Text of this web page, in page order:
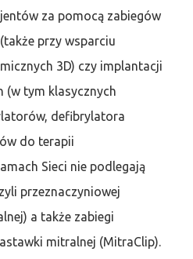
za pomocą zabiegów
przy wsparciu
3D) czy implantacji
(w tym klasycznych
defibrylatora
do terapii
Sieci nie podlegają
przeznaczyniowej
a także zabiegi
mitralnej (MitraClip).